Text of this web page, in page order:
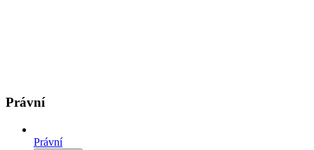
Právní
Právní